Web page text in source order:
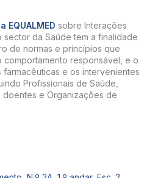
EQUALMED sobre Interações
da Saúde tem a finalidade
de normas e princípios que
comportamento responsável, e o
e os intervenientes
Profissionais de Saúde,
e Organizações de